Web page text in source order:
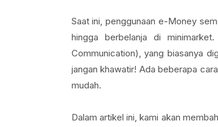
Saat ini, penggunaan e-Money
hingga berbelanja di
Communication), yang biasanya
jangan khawatir! Ada beberapa
mudah.
Dalam artikel ini, kami akan